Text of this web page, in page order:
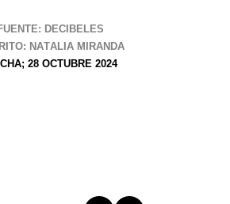
DECIBELES
NATALIA MIRANDA
28 OCTUBRE 2024